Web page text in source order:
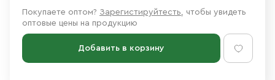
Покупаете оптом? Зарегистируйтесть, чтобы увидеть
оптовые цены на продукцию
Добавить в корзину